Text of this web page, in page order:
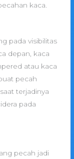
kaca.
pada visibilitas
depan, kaca
atau kaca
pecah
terjadinya
pada
pecah jadi